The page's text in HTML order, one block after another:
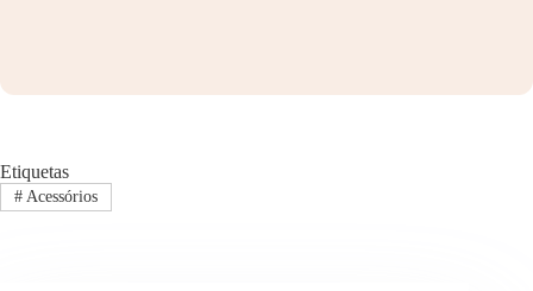
Etiquetas
#Acessórios